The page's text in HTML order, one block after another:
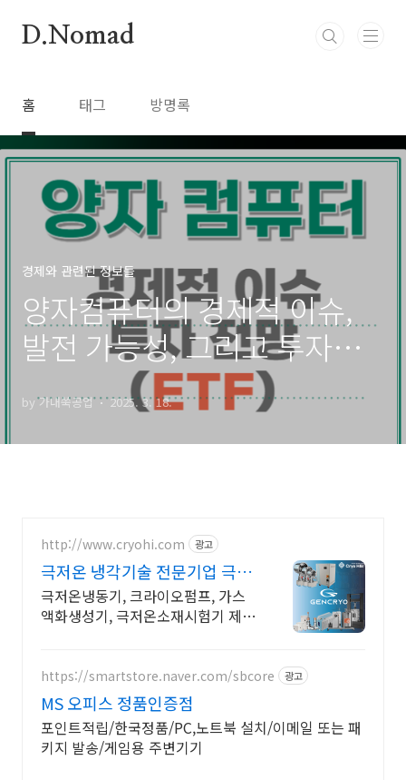
D.Nomad
홈 태그 방명록
경제와 관련된 정보들
양자컴퓨터의 경제적 이슈,
발전 가능성, 그리고 투자
ETF 전망
by 가내쑥공업 2025. 3. 18.
http://www.cryohi.com 광고
극저온 냉각기술 전문기업 극저
온 냉각기술 전문기업
극저온냉동기, 크라이오펌프, 가스
액화생성기, 극저온소재시험기 제조
제조전문
https://smartstore.naver.com/sbcore 광고
MS 오피스 정품인증점
포인트적립/한국정품/PC,노트북 설치/이메일 또는 패
키지 발송/게임용 주변기기